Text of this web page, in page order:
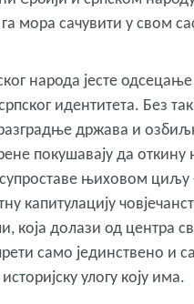
мора сачувити у свом
народа јесте одсецање
идентитета. Без
држава и
покушавају да откину
супроставе њиховом
капитулацију
која долази од центра
само јединствено и
улогу коју има.